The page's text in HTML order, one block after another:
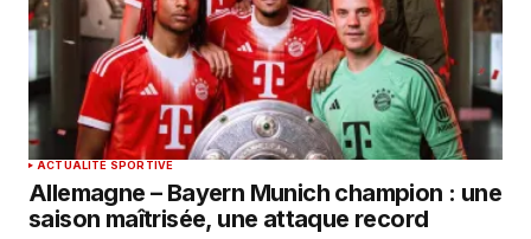
ACTUALITÉ SPORTIVE
Allemagne – Bayern Munich champion : une
saison maîtrisée, une attaque record